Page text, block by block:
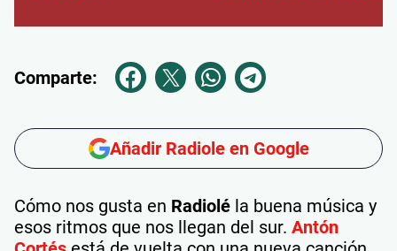
Comparte:
Añadir Radiole en Google
Cómo nos gusta en Radiolé la buena música y
esos ritmos que nos llegan del sur. Antón